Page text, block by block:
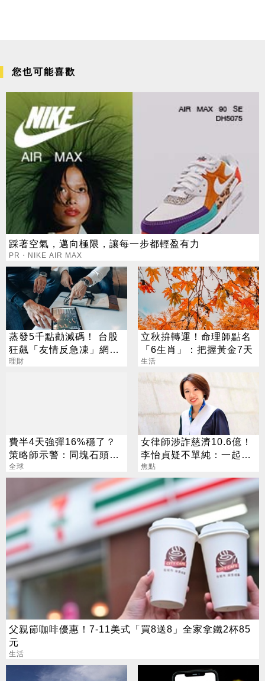
您也可能喜歡
踩著空氣，邁向極限，讓每一步都輕盈有力
PR・NIKE AIR MAX
蒸發5千點勸減碼！ 台股
狂飆「友情反急凍」網
嘆：少管閒事
理財
立秋拚轉運！命理師點名
「6生肖」：把握黃金7天
生活
費半4天強彈16%穩了？
策略師示警：同塊石頭不
會絆2次
全球
女律師涉詐慈濟10.6億！
李怡貞疑不單純：一起洗
錢？
焦點
父親節咖啡優惠！7-11美式「買8送8」全家拿鐵2杯85
元
生活